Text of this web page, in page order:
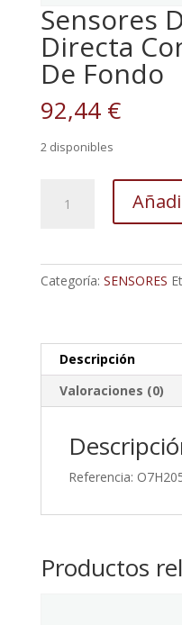
Sensores
Directa
De Fondo
92,44 €
2 disponibles
Supresión
cantidad
Categoría: SENSORES
Descripción
Valoraciones (0)
Referencia:
Productos